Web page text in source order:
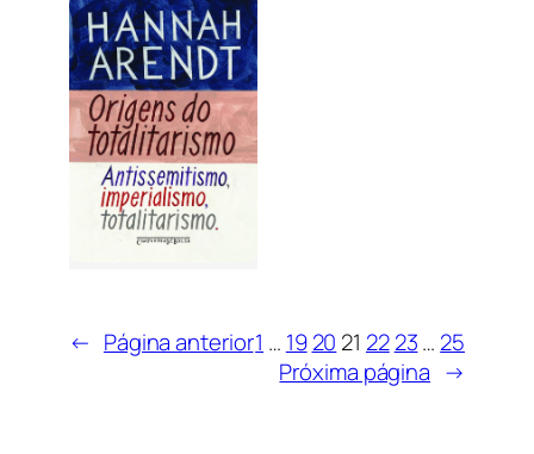
← Página anterior1 … 19 20 21 22 23… 25
Próxima página →